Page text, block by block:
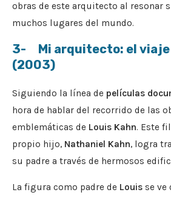
obras de este arquitecto al resonar
muchos lugares del mundo.
3- Mi arquitecto: el viaje
(2003)
Siguiendo la línea de películas
hora de hablar del recorrido de las
emblemáticas de Louis Kahn. Este
propio hijo, Nathaniel Kahn, logra
su padre a través de hermosos
La figura como padre de Louis se ve